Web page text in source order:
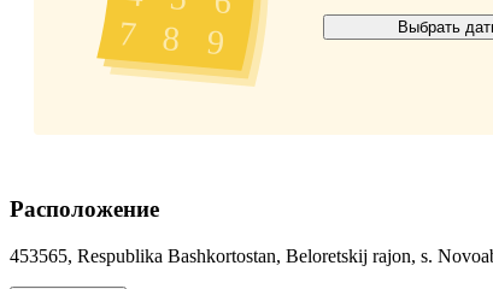
Выбрать
Расположение
453565, Respublika Bashkortostan, Beloretskij rajon, s.